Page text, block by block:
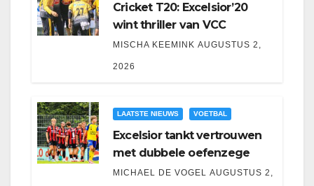
Cricket T20: Excelsior’20
wint thriller van VCC
MISCHA KEEMINK AUGUSTUS 2,
2026
LAATSTE NIEUWS VOETBAL
Excelsior tankt vertrouwen
met dubbele oefenzege
MICHAEL DE VOGEL AUGUSTUS 2,